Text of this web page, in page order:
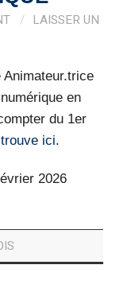
LAISSER UN
Animateur.trice
en
du 1er
ici.
2026